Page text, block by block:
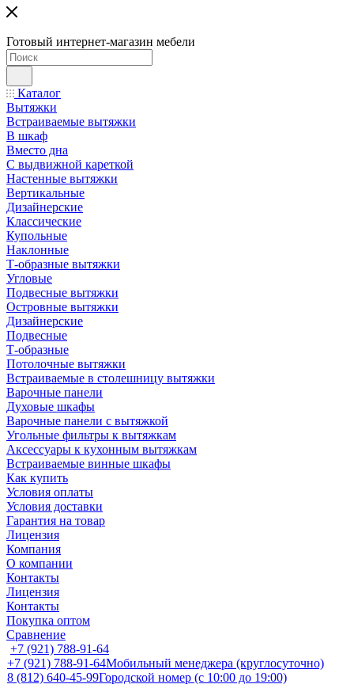
Готовый интернет-магазин мебели
Каталог
Вытяжки
Встраиваемые вытяжки
В шкаф
Вместо дна
С выдвижной кареткой
Настенные вытяжки
Вертикальные
Дизайнерские
Классические
Купольные
Наклонные
Т-образные вытяжки
Угловые
Подвесные вытяжки
Островные вытяжки
Дизайнерские
Подвесные
Т-образные
Потолочные вытяжки
Встраиваемые в столешницу вытяжки
Варочные панели
Духовые шкафы
Варочные панели с вытяжкой
Угольные фильтры к вытяжкам
Аксессуары к кухонным вытяжкам
Встраиваемые винные шкафы
Как купить
Условия оплаты
Условия доставки
Гарантия на товар
Лицензия
Компания
О компании
Контакты
Лицензия
Контакты
Покупка оптом
Сравнение
+7 (921) 788-91-64
+7 (921) 788-91-64Мобильный менеджера (круглосуточно)
8 (812) 640-45-99Городской номер (с 10:00 до 19:00)